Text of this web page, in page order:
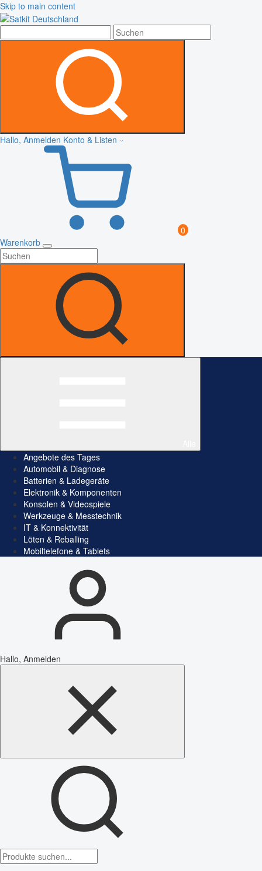
Skip to main content
Hallo, Anmelden Konto & Listen
0
Warenkorb
Angebote des Tages
Automobil & Diagnose
Batterien & Ladegeräte
Elektronik & Komponenten
Konsolen & Videospiele
Werkzeuge & Messtechnik
IT & Konnektivität
Löten & Reballing
Mobiltelefone & Tablets
Hallo, Anmelden